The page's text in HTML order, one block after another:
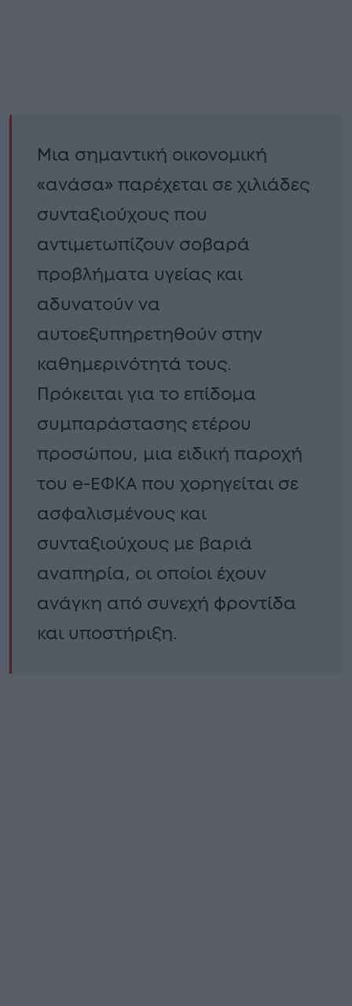
Μια σημαντική οικονομική
«ανάσα» παρέχεται σε χιλιάδες
συνταξιούχους που
αντιμετωπίζουν σοβαρά
προβλήματα υγείας και
αδυνατούν να
αυτοεξυπηρετηθούν στην
καθημερινότητά τους.
Πρόκειται για το επίδομα
συμπαράστασης ετέρου
προσώπου, μια ειδική παροχή
του e-ΕΦΚΑ που χορηγείται σε
ασφαλισμένους και
συνταξιούχους με βαριά
αναπηρία, οι οποίοι έχουν
ανάγκη από συνεχή φροντίδα
και υποστήριξη.